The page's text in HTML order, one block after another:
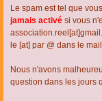
Le spam est tel que
jamais activé si vous
le [at] par @ dans le
Nous n'avons
question dans les jours